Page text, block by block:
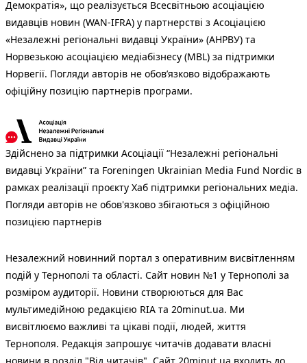
Демократія», що реалізується Всесвітньою асоціацією
видавців новин (WAN-IFRA) у партнерстві з Асоціацією
«Незалежні регіональні видавці України» (АНРВУ) та
Норвезькою асоціацією медіабізнесу (MBL) за підтримки
Норвегії. Погляди авторів не обов’язково відображають
офіційну позицію партнерів програми.
Здійснено за підтримки Асоціації “Незалежні регіональні
видавці України” та Foreningen Ukrainian Media Fund Nordic в
рамках реалізації проєкту Хаб підтримки регіональних медіа.
Погляди авторів не обов'язково збігаються з офіційною
позицією партнерів
Незалежний новинний портал з оперативним висвітленням
подій у Тернополі та області. Сайт новин №1 у Тернополі за
розміром аудиторії. Новини створюються для Вас
мультимедійною редакцією RIA та 20minut.ua. Ми
висвітлюємо важливі та цікаві події, людей, життя
Тернополя. Редакція запрошує читачів додавати власні